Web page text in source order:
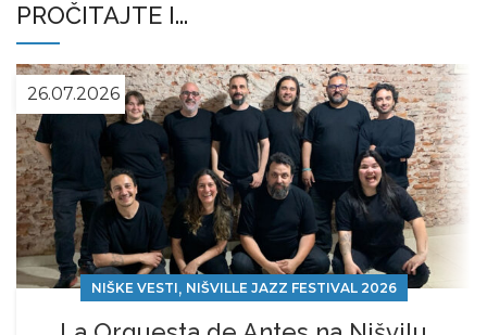
PROČITAJTE I...
26.07.2026
NIŠKE VESTI, NIŠVILLE JAZZ FESTIVAL 2026